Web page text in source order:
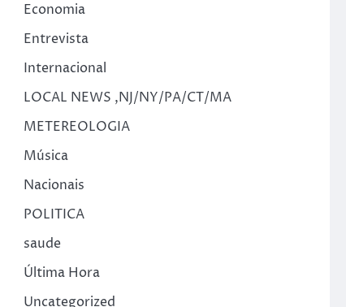
Economia
Entrevista
Internacional
LOCAL NEWS ,NJ/NY/PA/CT/MA
METEREOLOGIA
Música
Nacionais
POLITICA
saude
Última Hora
Uncategorized